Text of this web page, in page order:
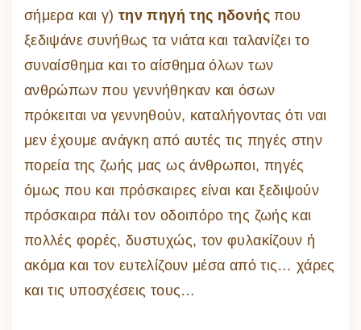
σήμερα και γ)την πηγή της ηδονήςπου
ξεδιψάνε συνήθως τα νιάτα και ταλανίζει το
συναίσθημα και το αίσθημα όλων των
ανθρώπων που γεννήθηκαν και όσων
πρόκειται να γεννηθούν, καταλήγοντας ότι ναι
μεν έχουμε ανάγκη από αυτές τις πηγές στην
πορεία της ζωής μας ως άνθρωποι, πηγές
όμως που και πρόσκαιρες είναι και ξεδιψούν
πρόσκαιρα πάλι τον οδοιπόρο της ζωής και
πολλές φορές, δυστυχώς, τον φυλακίζουν ή
ακόμα και τον ευτελίζουν μέσα από τις… χάρες
και τις υποσχέσεις τους…